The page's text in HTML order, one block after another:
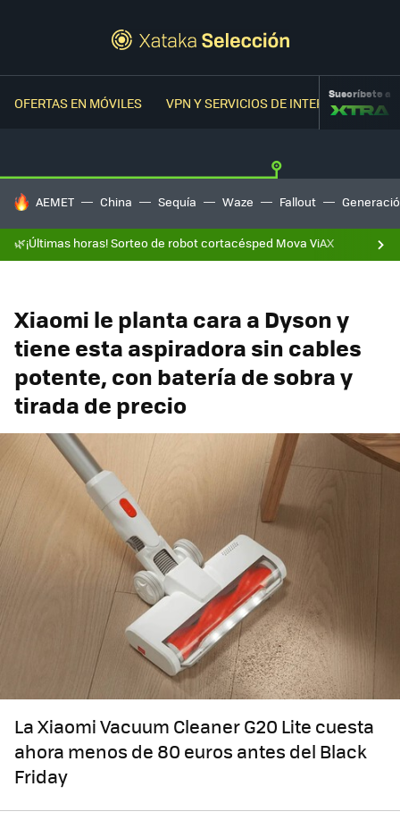
OFERTAS EN MÓVILES VPN Y SERVICIOS DE INTERNETSuscríbete a
HOY SE HABLA DE
AEMET China Sequía Waze Fallout
🌿¡Últimas horas! Sorteo de robot cortacésped Mova ViAX
Xiaomi le planta cara a Dyson y
tiene esta aspiradora sin cables
potente, con batería de sobra y
tirada de precio
La Xiaomi Vacuum Cleaner G20 Lite cuesta
ahora menos de 80 euros antes del Black
Friday